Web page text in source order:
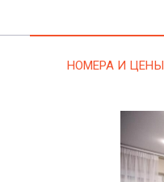
НОМЕРА И ЦЕНЫ